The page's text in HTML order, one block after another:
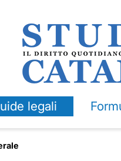
legali